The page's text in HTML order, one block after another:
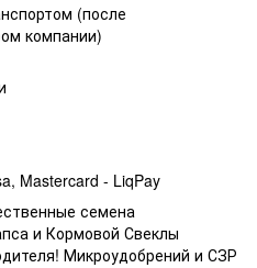
(после
компании)
Mastercard - LiqPay
семена
и Кормовой Свеклы
Микроудобрений и СЗР